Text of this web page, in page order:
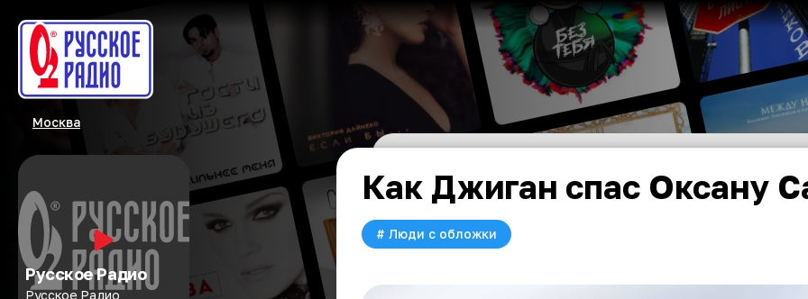
Москва
Русское Радио
Русское Радио
Как Джиган спас Оксану
# Люди с обложки